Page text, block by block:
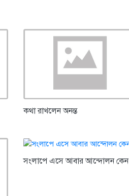
কথা রাখলেন অনন্ত
সংলাপে এসে আবার আন্দোলন কেন